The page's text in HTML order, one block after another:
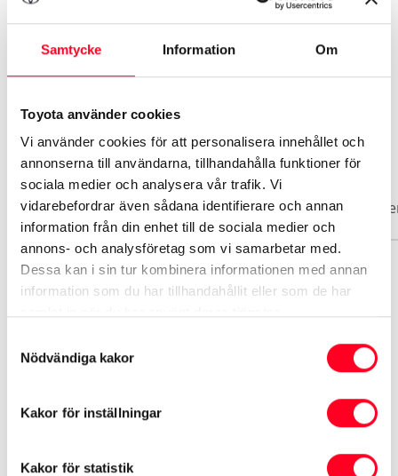
Samtycke Information Om
Toyota använder cookies
Vi använder cookies för att personalisera innehållet och
annonserna till användarna, tillhandahålla funktioner för
sociala medier och analysera vår trafik. Vi
vidarebefordrar även sådana identifierare och annan
information från din enhet till de sociala medier och
annons- och analysföretag som vi samarbetar med.
Dessa kan i sin tur kombinera informationen med annan
information som du har tillhandahållit eller som de har
Nödvändiga kakor
Kakor för inställningar
Kakor för statistik
Se mer utrustning
Biluppgifter
Basuppgifter Funktioner Interiör Exteriör
Modell